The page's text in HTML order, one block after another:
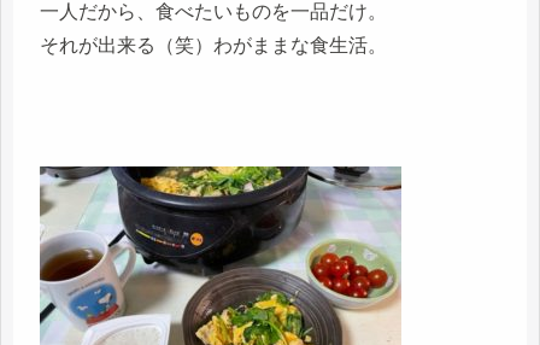
一人だから、食べたいものを一品だけ。
それが出来る（笑）わがままな食生活。